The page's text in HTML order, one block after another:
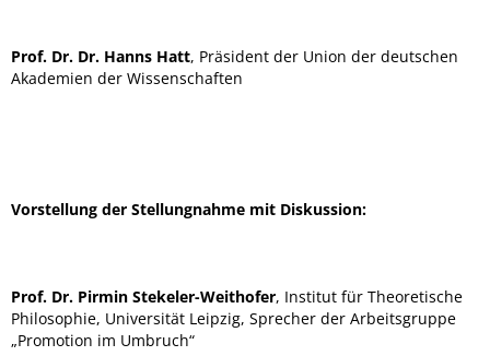
Prof. Dr. Dr. Hanns Hatt, Präsident der Union der deutschen
Akademien der Wissenschaften
Vorstellung der Stellungnahme mit Diskussion:
Prof. Dr. Pirmin Stekeler-Weithofer, Institut für Theoretische
Philosophie, Universität Leipzig, Sprecher der Arbeitsgruppe
„Promotion im Umbruch“